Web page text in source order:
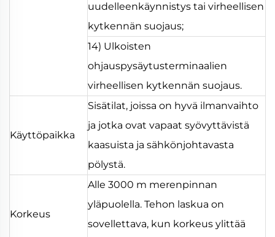
uudelleenkäynnistys tai virheellisen
kytkennän suojaus;
14) Ulkoisten
ohjauspysäytusterminaalien
virheellisen kytkennän suojaus.
Käyttöpaikka
Sisätilat, joissa on hyvä ilmanvaihto
ja jotka ovat vapaat syövyttävistä
kaasuista ja sähkönjohtavasta
pölystä.
Korkeus
Alle 3000 m merenpinnan
yläpuolella. Tehon laskua on
sovellettava, kun korkeus ylittää